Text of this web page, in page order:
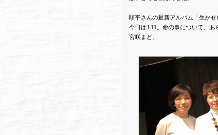
順平さんの最新アルバム「生か
今日は3.11。命の事について、
宮咲まど。